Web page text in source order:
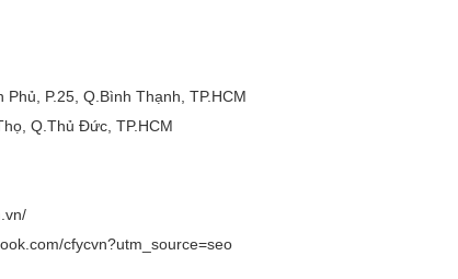
P.25, Q.Bình Thạnh, TP.HCM
Q.Thủ Đức, TP.HCM
cfycvn?utm_source=seo